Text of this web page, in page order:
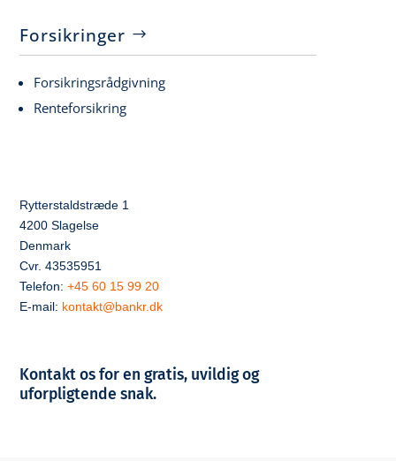
Forsikringer
Forsikringsrådgivning
Renteforsikring
Rytterstaldstræde 1
4200 Slagelse
Denmark
Cvr. 43535951
Telefon:+45 60 15 99 20
E-mail: kontakt@bankr.dk
Kontakt os for en gratis, uvildig og
uforpligtende snak.